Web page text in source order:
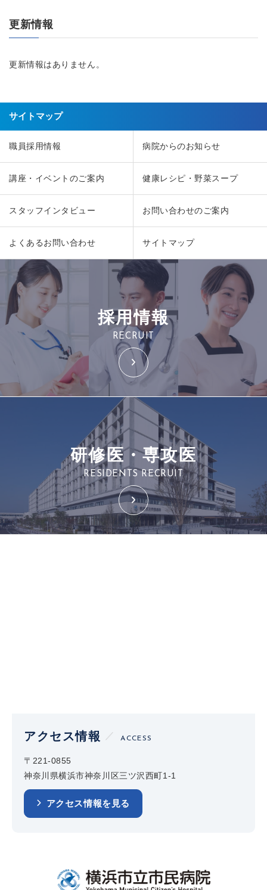
更新情報
更新情報はありません。
サイトマップ
職員採用情報 病院からのお知らせ
講座・イベントのご案内 健康レシピ・野菜スープ
スタッフインタビュー お問い合わせのご案内
よくあるお問い合わせ サイトマップ
採用情報
RECRUIT
研修医・専攻医
RESIDENTS RECRUIT
アクセス情報 ACCESS
〒221-0855
神奈川県横浜市神奈川区三ツ沢西町1-1
アクセス情報を見る